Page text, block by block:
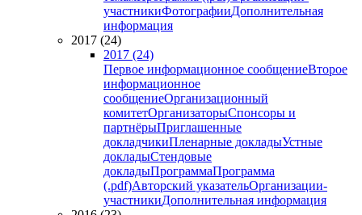
участникиФотографииДополнительная
информация
2017 (24)
2017 (24)
Первое информационное сообщениеВторое
информационное
сообщениеОрганизационный
комитетОрганизаторыСпонсоры и
партнёрыПриглашенные
докладчикиПленарные докладыУстные
докладыСтендовые
докладыПрограммаПрограмма
(.pdf)Авторский указательОрганизации-
участникиДополнительная информация